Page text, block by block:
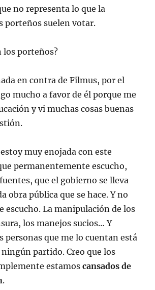
no representa lo que la
porteños suelen votar.
los porteños?
en contra de Filmus, por el
mucho a favor de él porque me
y vi muchas cosas buenas
muy enojada con este
permanentemente escucho,
que el gobierno se lleva
obra pública que se hace. Y no
escucho. La manipulación de los
los manejos sucios… Y
personas que me lo cuentan está
partido. Creo que los
estamoscansados de
.